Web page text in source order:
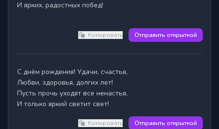
И ярких, радостных побед!
Копировать Отправить открыткой
С днём рождения! Удачи, счастья,
Любви, здоровья, долгих лет!
Пусть прочь уходят все ненастья,
И только яркий светит свет!
Копировать Отправить открыткой